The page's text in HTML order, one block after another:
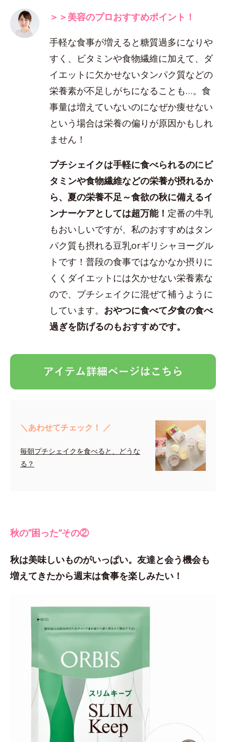
＞＞美容のプロおすすめポイント！
手軽な食事が増えると糖質過多になりや
すく、ビタミンや食物繊維に加えて、ダ
イエットに欠かせないタンパク質などの
栄養素が不足しがちになることも…。食
事量は増えていないのになぜか痩せない
という場合は栄養の偏りが原因かもしれ
ません！
プチシェイクは手軽に食べられるのにビ
タミンや食物繊維などの栄養が摂れるか
ら、夏の栄養不足～食欲の秋に備えるイ
ンナーケアとしては超万能！ 定番の牛乳
もおいしいですが、私のおすすめはタン
パク質も摂れる豆乳orギリシャヨーグル
トです！普段の食事ではなかなか摂りに
くくダイエットには欠かせない栄養素な
ので、プチシェイクに混ぜて補うように
しています。 おやつに食べて夕食の食べ
過ぎを防げるのもおすすめです。
＼あわせてチェック！ ／
毎朝プチシェイクを食べると、どうな
る？
秋の”困った“その②
秋は美味しいものがいっぱい。友達と会う機会も
増えてきたから週末は食事を楽しみたい！